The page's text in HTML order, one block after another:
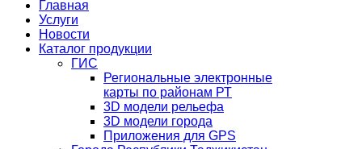
Главная
Услуги
Новости
Каталог продукции
ГИС
Региональные электронные
карты по районам РТ
3D модели рельефа
3D модели города
Приложения для GPS